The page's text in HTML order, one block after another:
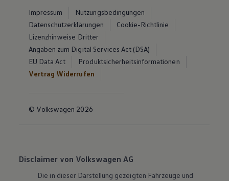
Impressum
Nutzungsbedingungen
Datenschutzerklärungen
Cookie-Richtlinie
Lizenzhinweise Dritter
Angaben zum Digital Services Act (DSA)
EU Data Act
Produktsicherheitsinformationen
Vertrag Widerrufen
© Volkswagen 2026
Disclaimer von Volkswagen AG
Die in dieser Darstellung gezeigten Fahrzeuge und